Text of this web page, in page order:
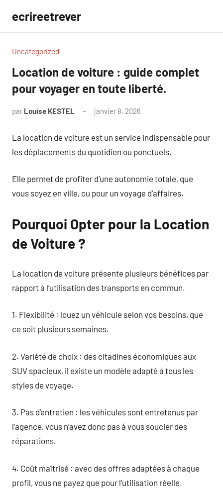
contenu
ecrireetrever
Uncategorized
Location de voiture : guide complet
pour voyager en toute liberté.
par Louise KESTEL janvier 8, 2026
La location de voiture est un service indispensable pour
les déplacements du quotidien ou ponctuels.
Elle permet de profiter d’une autonomie totale, que
vous soyez en ville, ou pour un voyage d’affaires.
Pourquoi Opter pour la Location
de Voiture ?
La location de voiture présente plusieurs bénéfices par
rapport à l’utilisation des transports en commun.
1. Flexibilité : louez un véhicule selon vos besoins, que
ce soit plusieurs semaines.
2. Variété de choix : des citadines économiques aux
SUV spacieux, il existe un modèle adapté à tous les
styles de voyage.
3. Pas d’entretien : les véhicules sont entretenus par
l’agence, vous n’avez donc pas à vous soucier des
réparations.
4. Coût maîtrisé : avec des offres adaptées à chaque
profil, vous ne payez que pour l’utilisation réelle.